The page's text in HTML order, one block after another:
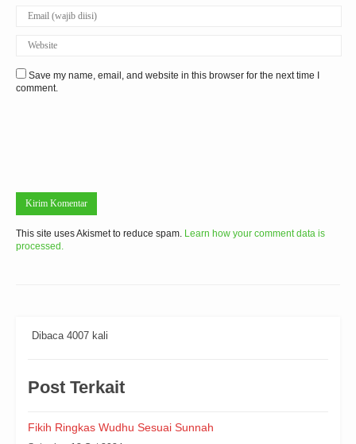
Save my name, email, and website in this browser for the next time I
comment.
This site uses Akismet to reduce spam. Learn how your comment data is
processed.
Dibaca 4007 kali
Post Terkait
Fikih Ringkas Wudhu Sesuai Sunnah